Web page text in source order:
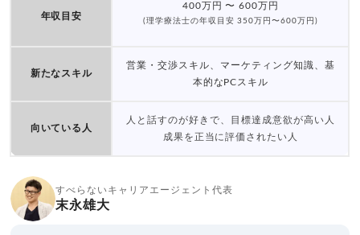
年収目安
400万円 〜 600万円
(理学療法士の年収目安 350万円〜600万円)
新たなスキル
営業・交渉スキル、マーケティング知識、基
本的なPCスキル
向いている人
人と話すのが好きで、目標達成意欲が高い人
成果を正当に評価されたい人
すべらないキャリアエージェント代表
末永雄大